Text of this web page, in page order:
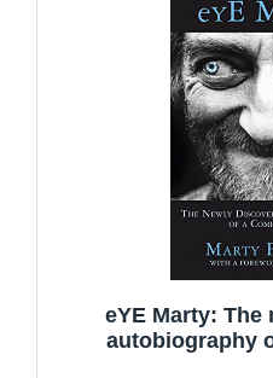
eYE Marty: The
autobiography